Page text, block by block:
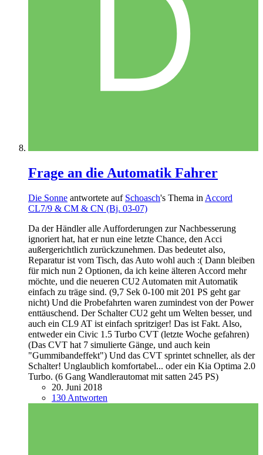
Frage an die Automatik Fahrer
Die Sonne antwortete auf Schoasch's Thema in Accord
CL7/9 & CM & CN (Bj. 03-07)
Da der Händler alle Aufforderungen zur Nachbesserung
ignoriert hat, hat er nun eine letzte Chance, den Acci
außergerichtlich zurückzunehmen. Das bedeutet also,
Reparatur ist vom Tisch, das Auto wohl auch :( Dann bleiben
für mich nun 2 Optionen, da ich keine älteren Accord mehr
möchte, und die neueren CU2 Automaten mit Automatik
einfach zu träge sind. (9,7 Sek 0-100 mit 201 PS geht gar
nicht) Und die Probefahrten waren zumindest von der Power
enttäuschend. Der Schalter CU2 geht um Welten besser, und
auch ein CL9 AT ist einfach spritziger! Das ist Fakt. Also,
entweder ein Civic 1.5 Turbo CVT (letzte Woche gefahren)
(Das CVT hat 7 simulierte Gänge, und auch kein
"Gummibandeffekt") Und das CVT sprintet schneller, als der
Schalter! Unglaublich komfortabel... oder ein Kia Optima 2.0
Turbo. (6 Gang Wandlerautomat mit satten 245 PS)
20. Juni 2018
130 Antworten